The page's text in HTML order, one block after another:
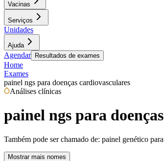
Vacinas
Serviços
Unidades
Ajuda
Agendar Resultados de exames
Home
Exames
painel ngs para doenças cardiovasculares
Análises clínicas
painel ngs para
Também pode ser chamado de: painel genético
Mostrar mais nomes